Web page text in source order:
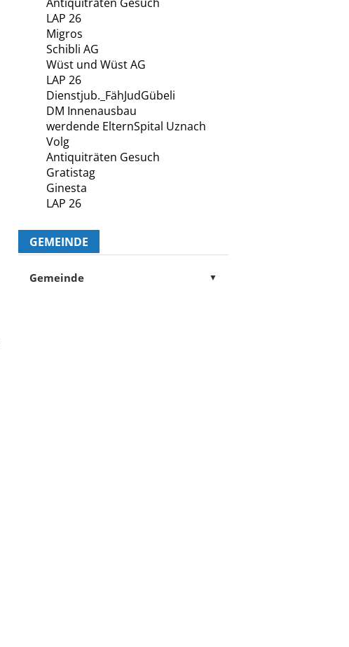
LAP 26
Migros
Schibli AG
Wüst und Wüst AG
LAP 26
Dienstjub._FähJudGübeli
DM Innenausbau
werdende ElternSpital Uznach
Volg
Antiquiträten Gesuch
Gratistag
Ginesta
LAP 26
GEMEINDE
Gemeinde ▼